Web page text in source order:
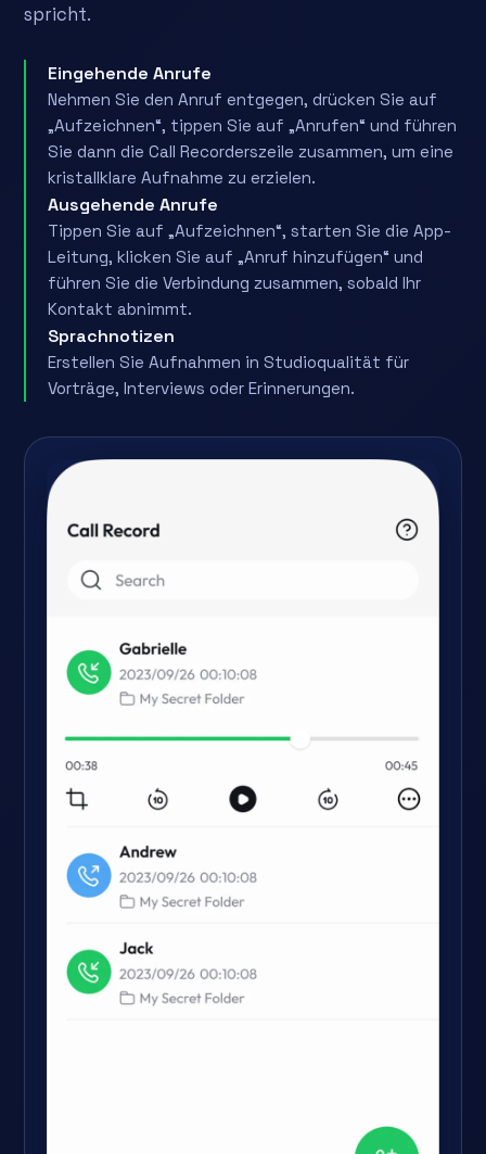
spricht.
Eingehende Anrufe
Nehmen Sie den Anruf entgegen, drücken Sie auf
„Aufzeichnen“, tippen Sie auf „Anrufen“ und führen
Sie dann die Call Recorderszeile zusammen, um eine
kristallklare Aufnahme zu erzielen.
Ausgehende Anrufe
Tippen Sie auf „Aufzeichnen“, starten Sie die App-
Leitung, klicken Sie auf „Anruf hinzufügen“ und
führen Sie die Verbindung zusammen, sobald Ihr
Kontakt abnimmt.
Sprachnotizen
Erstellen Sie Aufnahmen in Studioqualität für
Vorträge, Interviews oder Erinnerungen.